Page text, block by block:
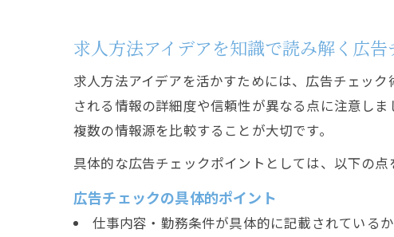
求人方法アイデアを知識で読み解く広告
求人方法アイデアを活かすためには、広告チェッ
される情報の詳細度や信頼性が異なる点に注意し
複数の情報源を比較することが大切です。
具体的な広告チェックポイントとしては、以下の点
広告チェックの具体的ポイント
仕事内容・勤務条件が具体的に記載されているか